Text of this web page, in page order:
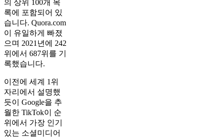
의 상위 100개 목
록에 포함되어 있
습니다. Quora.com
이 유일하게 빠졌
으며 2021년에 242
위에서 687위를 기
록했습니다.
이전에 세계 1위
자리에서 설명했
듯이 Google을 추
월한 TikTok이 순
위에서 가장 인기
있는 소셜미디어